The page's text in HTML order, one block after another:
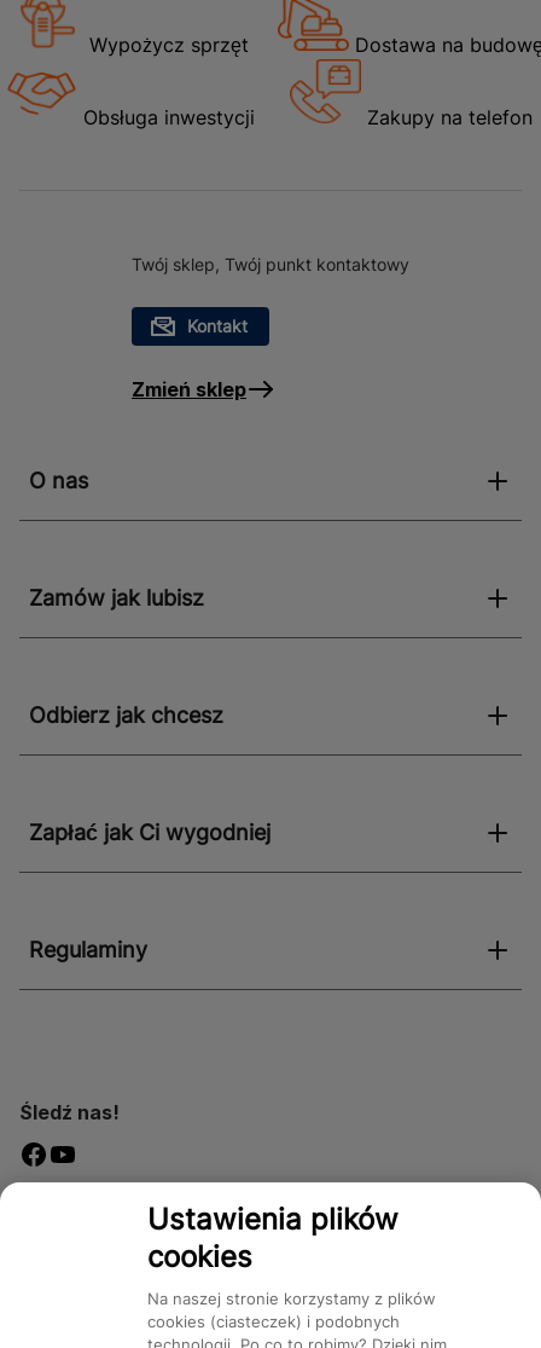
Wypożycz sprzęt Dostawa na
Obsługa inwestycji Zakupy na telefon
Twój sklep, Twój punkt kontaktowy
Kontakt
Zmień sklep
O nas
Zamów jak lubisz
Odbierz jak chcesz
Zapłać jak Ci wygodniej
Regulaminy
Śledź nas!
DostępnośćUstawienia plików
cookies
Na naszej stronie korzystamy z plików
cookies (ciasteczek) i podobnych